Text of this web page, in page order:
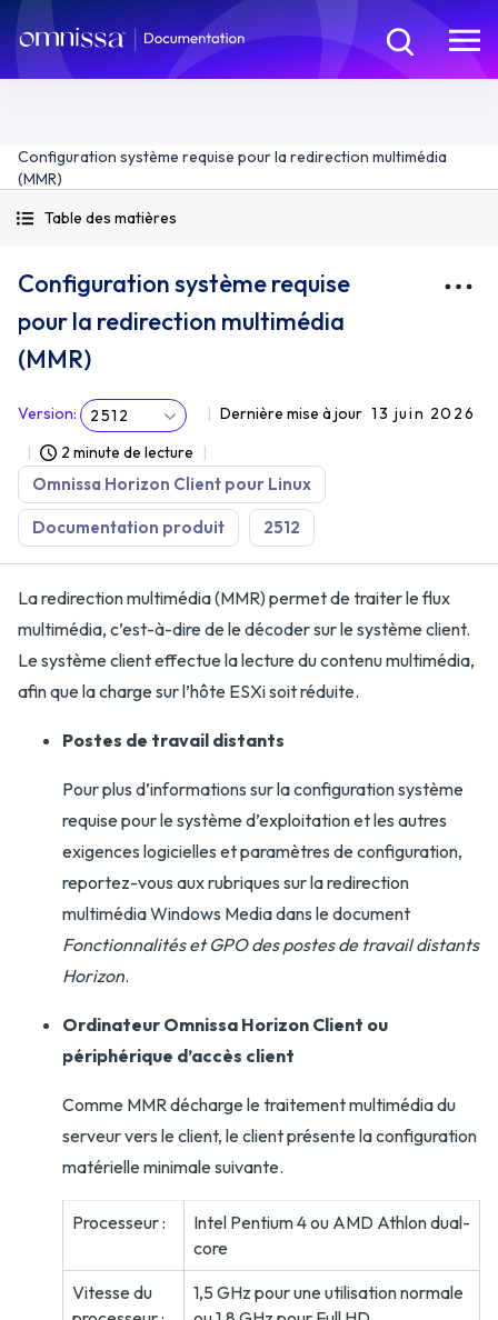
Configuration système requise pour la redirection multimédia
(MMR)
Table des matières
Configuration système requise
pour la redirection multimédia
(MMR)
Version: 2512 Dernière mise à jour 13 juin 2026
2 minute de lecture
Omnissa Horizon Client pour Linux
Documentation produit 2512
La redirection multimédia (MMR) permet de traiter le flux
multimédia, c’est-à-dire de le décoder sur le système client.
Le système client effectue la lecture du contenu multimédia,
afin que la charge sur l’hôte ESXi soit réduite.
Postes de travail distants
Pour plus d’informations sur la configuration système
requise pour le système d’exploitation et les autres
exigences logicielles et paramètres de configuration,
reportez-vous aux rubriques sur la redirection
multimédia Windows Media dans le document
Fonctionnalités et GPO des postes de travail distants
Horizon.
Ordinateur Omnissa Horizon Client ou
périphérique d’accès client
Comme MMR décharge le traitement multimédia du
serveur vers le client, le client présente la configuration
matérielle minimale suivante.
Processeur :
Intel Pentium 4 ou AMD Athlon dual-
core
Vitesse du
1,5 GHz pour une utilisation normale